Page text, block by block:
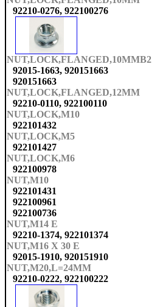
92210-0276, 922100276
NUT,LOCK,FLANGED,10MMB2
92015-1663, 920151663
920151663
NUT,LOCK,FLANGED,12MM
92210-0110, 922100110
NUT,LOCK,M10
922101432
NUT,LOCK,M5
922101427
NUT,LOCK,M6
922100978
NUT,M10
922101431
922100961
922100736
NUT,M14 E
92210-1374, 922101374
NUT,M16 X 30 E
92015-1910, 920151910
NUT,M20,L=24MM
92210-0222, 922100222